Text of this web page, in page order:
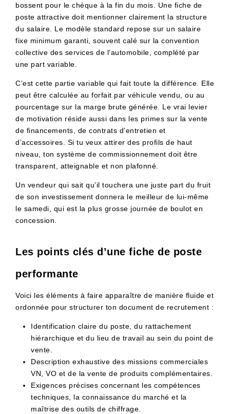
bossent pour le chèque à la fin du mois. Une fiche de
poste attractive doit mentionner clairement la structure
du salaire. Le modèle standard repose sur un salaire
fixe minimum garanti, souvent calé sur la convention
collective des services de l’automobile, complété par
une part variable.
C’est cette partie variable qui fait toute la différence. Elle
peut être calculée au forfait par véhicule vendu, ou au
pourcentage sur la marge brute générée. Le vrai levier
de motivation réside aussi dans les primes sur la vente
de financements, de contrats d’entretien et
d’accessoires. Si tu veux attirer des profils de haut
niveau, ton système de commissionnement doit être
transparent, atteignable et non plafonné.
Un vendeur qui sait qu’il touchera une juste part du fruit
de son investissement donnera le meilleur de lui-même
le samedi, qui est la plus grosse journée de boulot en
concession.
Les points clés d’une fiche de poste
performante
Voici les éléments à faire apparaître de manière fluide et
ordonnée pour structurer ton document de recrutement :
Identification claire du poste, du rattachement
hiérarchique et du lieu de travail au sein du point de
vente.
Description exhaustive des missions commerciales
VN, VO et de la vente de produits complémentaires.
Exigences précises concernant les compétences
techniques, la connaissance du marché et la
maîtrise des outils de chiffrage.